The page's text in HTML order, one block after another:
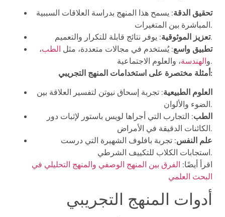
تحقيق الدقة: يسمح هذا المنهج بدراسة العلاقات السببية
المباشرة بين المتغيرات.
تعزيز الموثوقية: يوفر نتائج قابلة للتكرار والتعميم.
تطبيق واسع: يُستخدم في مجالات متعددة، مثل الطب،
والهندسة ، والعلوم الاجتماعية.
أمثلة مختصرة على استخدامات المنهج التجريبي:
العلوم الطبيعية: تجربة إسحاق نيوتن لتفسير العلاقة بين
الضوء والألوان.
الطب: التجارب التي أجراها لويس باستور لإثبات دور
الكائنات الدقيقة في الأمراض.
علم النفس: تجربة بافلوف الشهيرة التي درست
استجابات الكلاب للتكييف الشرطي.
اقرأ أيضًا: الفرق بين المنهج الوصفي والمنهج التحليلي في
البحث العلمي
أدوات المنهج التجريبي